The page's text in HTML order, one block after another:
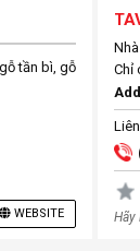
tần bì, gỗ
WEBSITE
Chỉ
Hãy